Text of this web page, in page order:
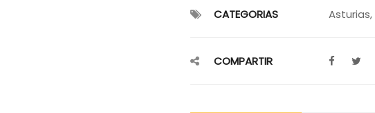
CATEGORIAS Asturias,
COMPARTIR